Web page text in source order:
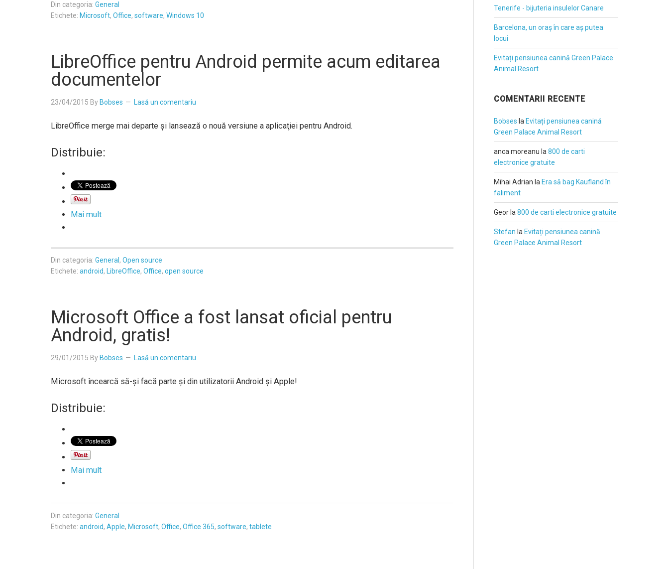
Din categoria: General
Etichete: Microsoft, Office, software, Windows 10
LibreOffice pentru Android permite acum editarea
documentelor
23/04/2015 By Bobses Lasă un comentariu
LibreOffice merge mai departe şi lansează o nouă versiune a aplicaţiei pentru Android.
Distribuie:
Mai mult
Din categoria: General , Open source
Etichete: android, LibreOffice, Office, open source
Microsoft Office a fost lansat oficial pentru
Android, gratis!
29/01/2015 By Bobses Lasă un comentariu
Microsoft încearcă să-şi facă parte şi din utilizatorii Android şi Apple!
Distribuie:
Mai mult
Din categoria: General
Etichete: android, Apple, Microsoft, Office, Office 365, software, tablete
Tenerife - bijuteria insulelor Canare
Barcelona, un oraș în care aș putea
locui
Evitați pensiunea canină Green Palace
Animal Resort
COMENTARII RECENTE
Bobses la Evitați pensiunea canină
Green Palace Animal Resort
anca moreanu la 800 de carti
electronice gratuite
Mihai Adrian la Era să bag Kaufland în
faliment
Geor la 800 de carti electronice gratuite
Stefan la Evitați pensiunea canină
Green Palace Animal Resort